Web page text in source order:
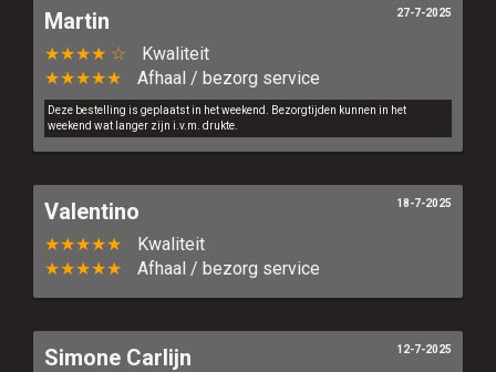
Martin
★★★★ ☆
Kwaliteit
★★★★★
Afhaal / bezorg service
Deze bestelling is geplaatst in het weekend. Bezorgtijden kunnen in het
weekend wat langer zijn i.v.m. drukte.
27-7-2025
Valentino
★★★★★
Kwaliteit
★★★★★
Afhaal / bezorg service
18-7-2025
Simone Carlijn 12-7-2025